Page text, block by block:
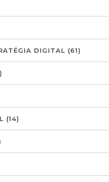
DIGITAL (61)
(14)